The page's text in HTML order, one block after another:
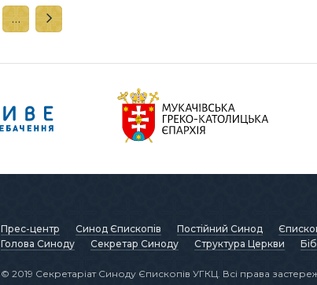
…
Прес-центр Синод Єпископів Постійний Синод
Голова Синоду
Секретар Синоду Структура Церкви
© 2019 Секретаріат Синоду Єпископів УГКЦ. Всі права